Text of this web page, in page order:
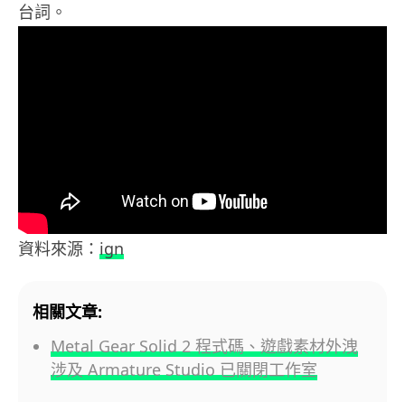
台詞。
資料來源： ign
相關文章:
Metal Gear Solid 2 程式碼、遊戲素材外洩
涉及 Armature Studio 已關閉工作室